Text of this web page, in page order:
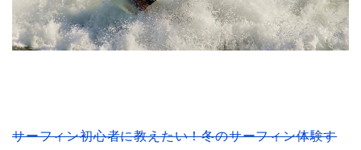
サーフィン初心者に教えたい！冬のサーフィン体験す